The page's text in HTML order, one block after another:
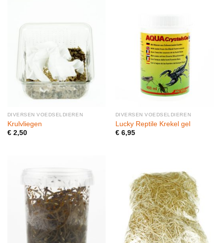
DIVERSEN VOEDSELDIEREN
Krulvliegen
€2,50
DIVERSEN VOEDSELDIEREN
Lucky Reptile Krekel gel
€6,95